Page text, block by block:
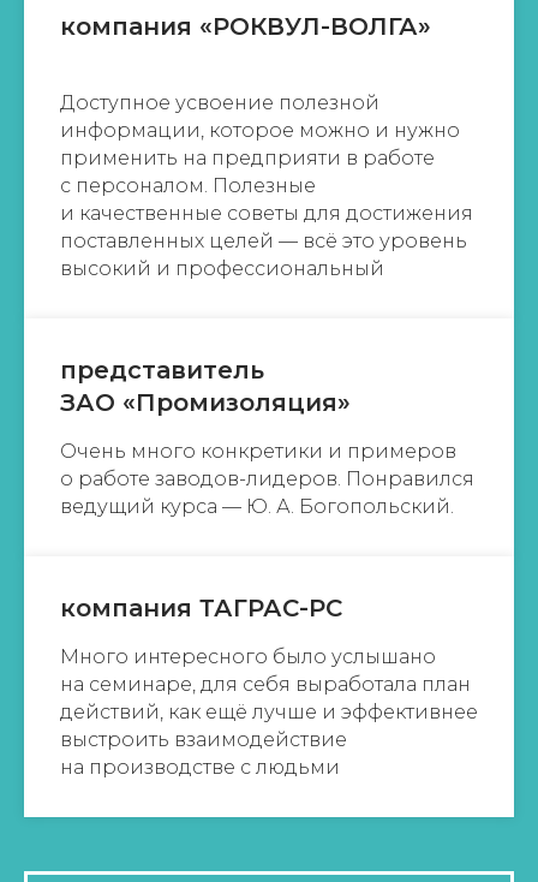
компания «РОКВУЛ-ВОЛГА»
Доступное усвоение полезной
информации, которое можно и нужно
применить на предприяти в работе
с персоналом. Полезные
и качественные советы для достижения
поставленных целей — всё это уровень
высокий и профессиональный
представитель
ЗАО «Промизоляция»
Очень много конкретики и примеров
о работе заводов-лидеров. Понравился
ведущий курса — Ю. А. Богопольский.
компания ТАГРАС-РС
Много интересного было услышано
на семинаре, для себя выработала план
действий, как ещё лучше и эффективнее
выстроить взаимодействие
на производстве с людьми